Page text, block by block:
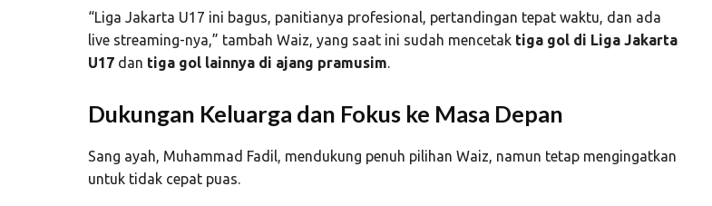
“Liga Jakarta U17 ini bagus, panitianya profesional, pertandingan tepat waktu, dan ada
live streaming-nya,” tambah Waiz, yang saat ini sudah mencetak tiga gol di Liga Jakarta
U17dan tiga gol lainnya di ajang pramusim.
Dukungan Keluarga dan Fokus ke Masa Depan
Sang ayah, Muhammad Fadil, mendukung penuh pilihan Waiz, namun tetap mengingatkan
untuk tidak cepat puas.